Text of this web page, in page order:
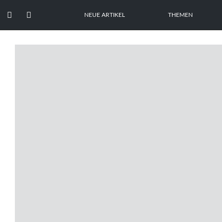
  NEUE ARTIKEL THEMEN